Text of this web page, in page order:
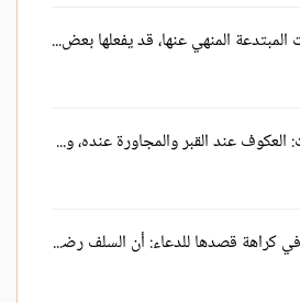
(80) وعامة العبادات المبتدعة المنهي عنها، قد يفعلها بعض الناس
(79) ومن المحرمات: العكوف عند القبر والمجاورة عنده، وسدانته، وتعليق الستور عليه، كأنه بيت الله الكعبة
(78) الوجه الثالث: في كراهة قصدها للدعاء: أن السلف رضي الله عنهم كرهوا ذلك